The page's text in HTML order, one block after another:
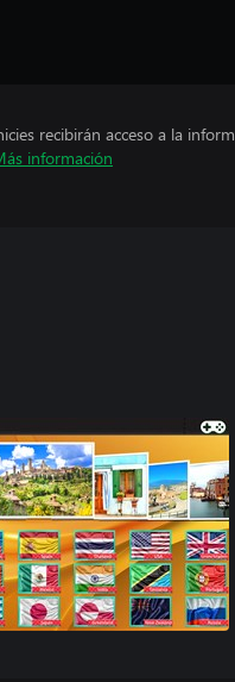
recibirán acceso a la
información